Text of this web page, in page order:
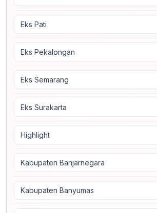
Eks Pati
Eks Pekalongan
Eks Semarang
Eks Surakarta
Highlight
Kabupaten Banjarnegara
Kabupaten Banyumas